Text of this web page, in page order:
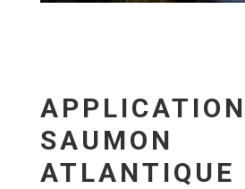
SAUMON
ATLANTIQUE